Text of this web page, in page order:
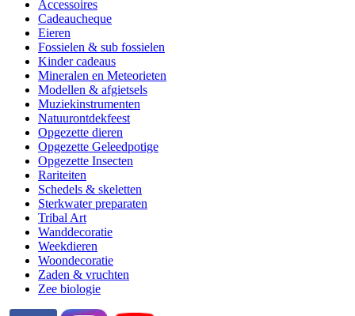
Accessoires
Cadeaucheque
Eieren
Fossielen & sub fossielen
Kinder cadeaus
Mineralen en Meteorieten
Modellen & afgietsels
Muziekinstrumenten
Natuurontdekfeest
Opgezette dieren
Opgezette Geleedpotige
Opgezette Insecten
Rariteiten
Schedels & skeletten
Sterkwater preparaten
Tribal Art
Wanddecoratie
Weekdieren
Woondecoratie
Zaden & vruchten
Zee biologie